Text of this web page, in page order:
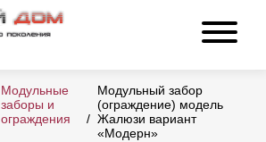
Модульные
заборы и
ограждения
Модульный забор
(ограждение) модель
Жалюзи вариант
«Модерн»